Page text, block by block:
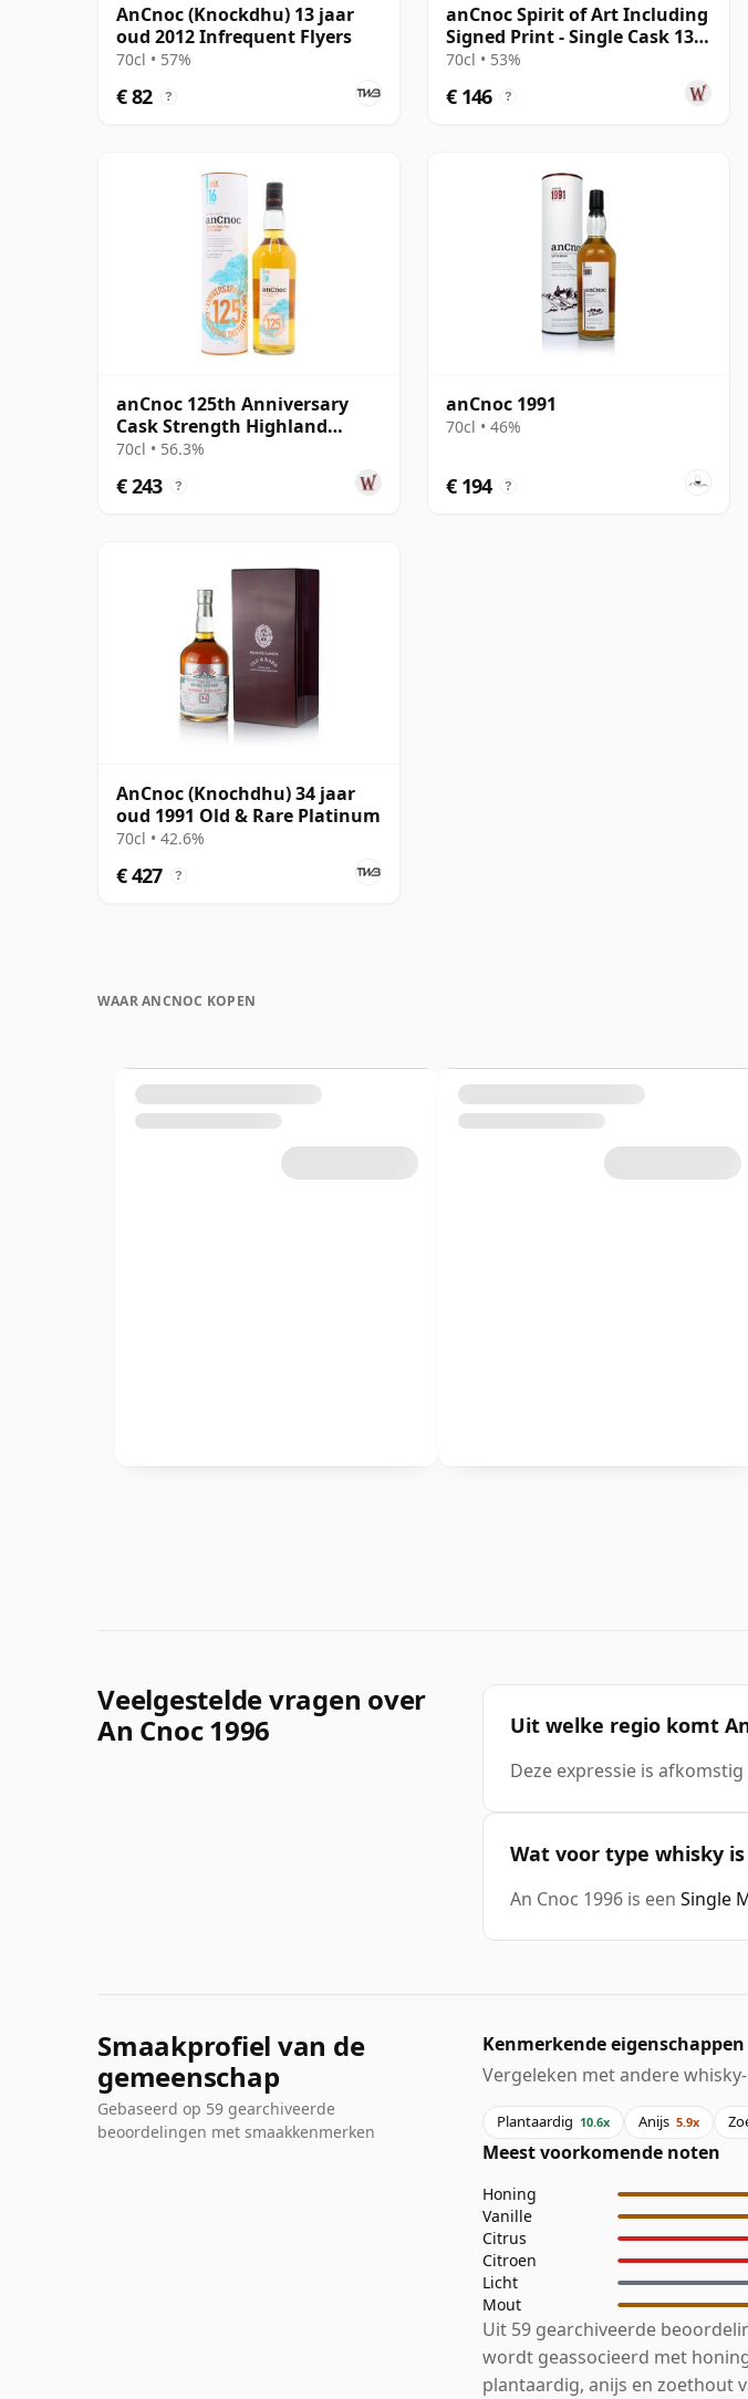
AnCnoc (Knockdhu) 13 jaar
oud 2012 Infrequent Flyers
70cl • 57%
€ 82 ?
anCnoc Spirit of Art Including
Signed Print - Single Cask 13
jaar oud
70cl • 53%
€ 146 ?
anCnoc 125th Anniversary
Cask Strength Highland
Single Ma 16 jaar oud
70cl • 56.3%
€ 243 ?
anCnoc 1991
70cl • 46%
€ 194 ?
AnCnoc (Knochdhu) 34 jaar
oud 1991 Old & Rare Platinum
70cl • 42.6%
€ 427 ?
WAAR ANCNOC KOPEN
Veelgestelde vragen over
An Cnoc 1996
Uit welke regio komt An
Deze expressie is
Wat voor type whisky is
An Cnoc 1996 is een Single
Smaakprofiel van de
gemeenschap
Gebaseerd op 59 gearchiveerde
beoordelingen met smaakkenmerken
Kenmerkende eigenschappen
Vergeleken met andere
Plantaardig 10.6x Anijs 5.9x
Meest voorkomende noten
Honing
Vanille
Citrus
Citroen
Licht
Mout
Uit 59 gearchiveerde
wordt geassocieerd met
plantaardig, anijs en zoethout